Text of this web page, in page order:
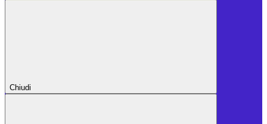
Chiudi